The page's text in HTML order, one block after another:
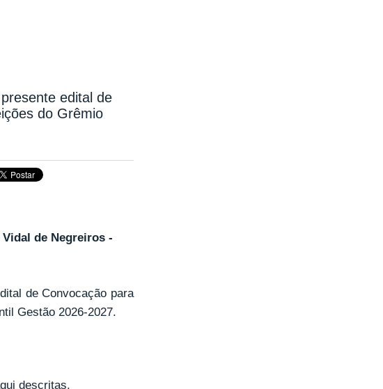
edital de
do Grêmio
de Negreiros -
de Convocação para
Gestão 2026-2027.
descritas.